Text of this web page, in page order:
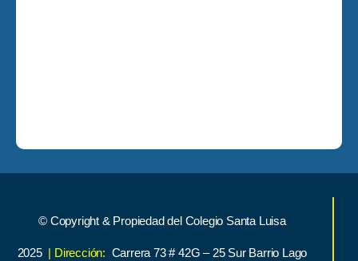
© Copyright & Propiedad del Colegio Santa Luisa
2025 | Dirección: Carrera 73 # 42G – 25 Sur Barrio Lago